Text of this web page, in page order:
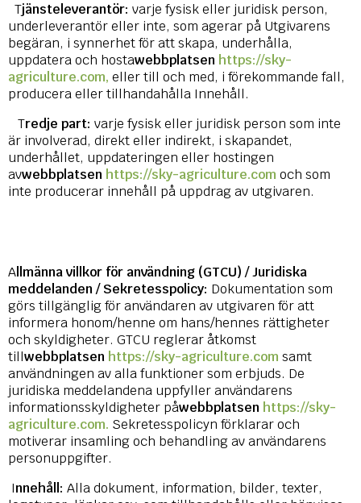
Tjänsteleverantör: varje fysisk eller juridisk person,
underleverantör eller inte, som agerar på Utgivarens
begäran, i synnerhet för att skapa, underhålla,
uppdatera och hostawebbplatsen https://sky-
agriculture.com, eller till och med, i förekommande fall,
producera eller tillhandahålla Innehåll.
Tredje part: varje fysisk eller juridisk person som inte
är involverad, direkt eller indirekt, i skapandet,
underhållet, uppdateringen eller hostingen
avwebbplatsen https://sky-agriculture.com och som
inte producerar innehåll på uppdrag av utgivaren.
Allmänna villkor för användning (GTCU) / Juridiska
meddelanden / Sekretesspolicy: Dokumentation som
görs tillgänglig för användaren av utgivaren för att
informera honom/henne om hans/hennes rättigheter
och skyldigheter. GTCU reglerar åtkomst
tillwebbplatsen https://sky-agriculture.com samt
användningen av alla funktioner som erbjuds. De
juridiska meddelandena uppfyller användarens
informationsskyldigheter påwebbplatsen https://sky-
agriculture.com. Sekretesspolicyn förklarar och
motiverar insamling och behandling av användarens
personuppgifter.
Innehåll: Alla dokument, information, bilder, texter,